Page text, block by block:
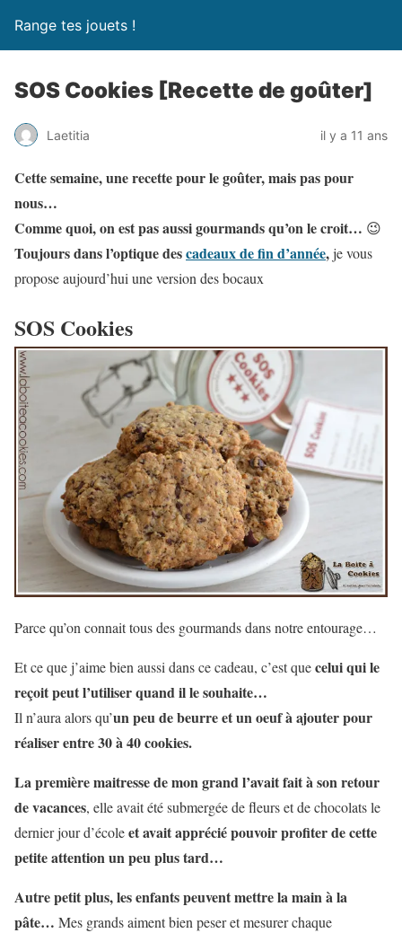
Range tes jouets !
SOS Cookies [Recette de goûter]
Laetitia il y a 11 ans
Cette semaine, une recette pour le goûter, mais pas pour
nous…
Comme quoi, on est pas aussi gourmands qu’on le croit… 😉
Toujours dans l’optique descadeaux de fin d’année,je vous
propose aujourd’hui une version des bocaux
SOS Cookies
Parce qu’on connait tous des gourmands dans notre entourage…
Et ce que j’aime bien aussi dans ce cadeau, c’est quecelui qui le
reçoit peut l’utiliser quand il le souhaite…
Il n’aura alors qu’un peu de beurre et un oeuf à ajouter pour
réaliser entre 30 à 40 cookies.
La première maitresse de mon grand l’avait fait à son retour
de vacances, elle avait été submergée de fleurs et de chocolats le
dernier jour d’écoleet avait apprécié pouvoir profiter de cette
petite attention un peu plus tard…
Autre petit plus, les enfants peuvent mettre la main à la
pâte… Mes grands aiment bien peser et mesurer chaque